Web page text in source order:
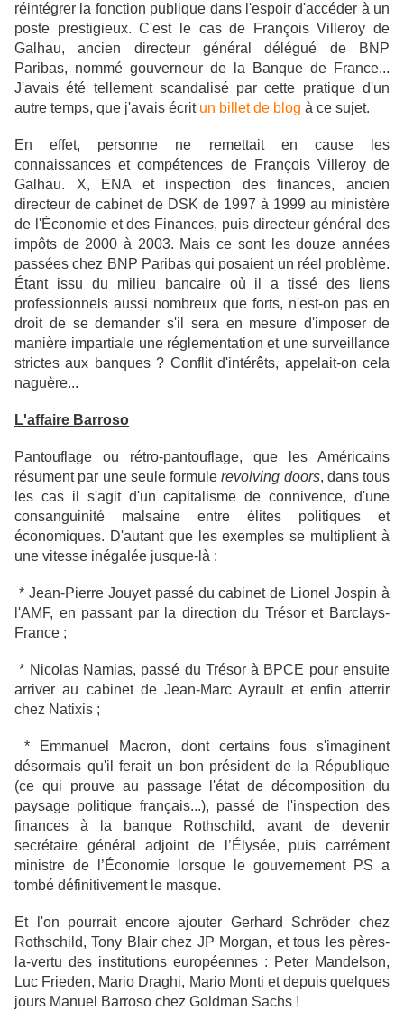
réintégrer la fonction publique dans l'espoir d'accéder à un
poste prestigieux. C'est le cas de François Villeroy de
Galhau, ancien directeur général délégué de BNP
Paribas, nommé gouverneur de la Banque de France...
J'avais été tellement scandalisé par cette pratique d'un
autre temps, que j'avais écrit un billet de blog à ce sujet.
En effet, personne ne remettait en cause les
connaissances et compétences de François Villeroy de
Galhau. X, ENA et inspection des finances, ancien
directeur de cabinet de DSK de 1997 à 1999 au ministère
de l'Économie et des Finances, puis directeur général des
impôts de 2000 à 2003. Mais ce sont les douze années
passées chez BNP Paribas qui posaient un réel problème.
Étant issu du milieu bancaire où il a tissé des liens
professionnels aussi nombreux que forts, n'est-on pas en
droit de se demander s'il sera en mesure d'imposer de
manière impartiale une réglementation et une surveillance
strictes aux banques ? Conflit d'intérêts, appelait-on cela
naguère...
L'affaire Barroso
Pantouflage ou rétro-pantouflage, que les Américains
résument par une seule formulerevolving doors, dans tous
les cas il s'agit d'un capitalisme de connivence, d'une
consanguinité malsaine entre élites politiques et
économiques. D'autant que les exemples se multiplient à
une vitesse inégalée jusque-là :
* Jean-Pierre Jouyet passé du cabinet de Lionel Jospin à
l'AMF, en passant par la direction du Trésor et Barclays-
France ;
* Nicolas Namias, passé du Trésor à BPCE pour ensuite
arriver au cabinet de Jean-Marc Ayrault et enfin atterrir
chez Natixis ;
* Emmanuel Macron, dont certains fous s'imaginent
désormais qu'il ferait un bon président de la République
(ce qui prouve au passage l'état de décomposition du
paysage politique français...), passé de l'inspection des
finances à la banque Rothschild, avant de devenir
secrétaire général adjoint de l’Élysée, puis carrément
ministre de l’Économie lorsque le gouvernement PS a
tombé définitivement le masque.
Et l'on pourrait encore ajouter Gerhard Schröder chez
Rothschild, Tony Blair chez JP Morgan, et tous les pères-
la-vertu des institutions européennes : Peter Mandelson,
Luc Frieden, Mario Draghi, Mario Monti et depuis quelques
jours Manuel Barroso chez Goldman Sachs !